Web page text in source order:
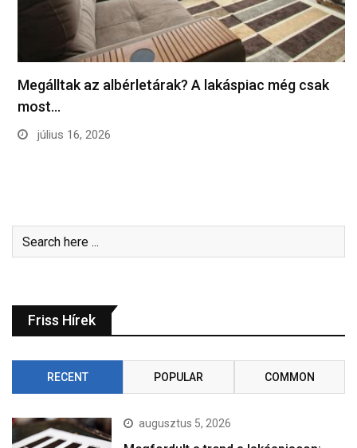
Megálltak az albérletárak? A lakáspiac még csak
most…
július 16, 2026
Friss Hírek
RECENT POPULAR COMMON
augusztus 5, 2026